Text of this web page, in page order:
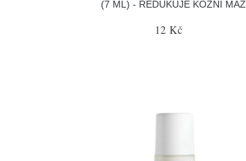
(7 ML) - REDUKUJE KOŽNÍ MAZ
12 Kč